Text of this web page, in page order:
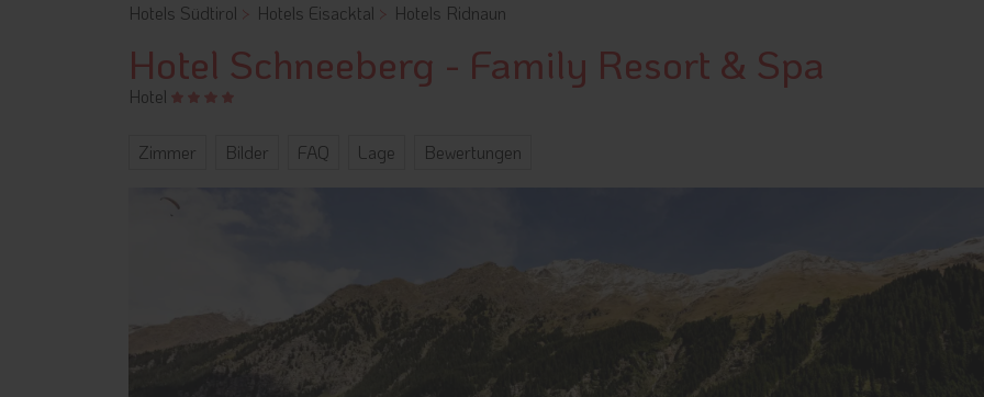
Hotels Südtirol Hotels Eisacktal Hotels Ridnaun
Hotel Schneeberg - Family Resort & Spa
Hotel
Zimmer Bilder FAQ Lage Bewertungen